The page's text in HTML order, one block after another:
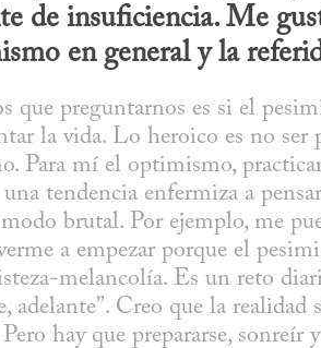
de insuficiencia. Me
en general y la
que preguntarnos es si el
la vida. Lo heroico es no ser
Para mí el optimismo,
tendencia enfermiza a
brutal. Por ejemplo, me
a empezar porque el
melancolía. Es un reto
adelante”. Creo que la
hay que prepararse, sonreír